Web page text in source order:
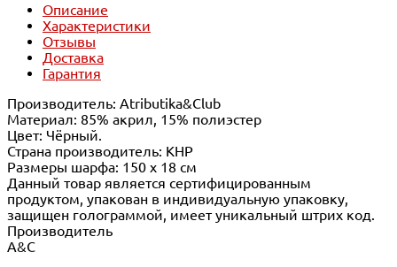
Описание
Характеристики
Отзывы
Доставка
Гарантия
Производитель: Atributika&Club
Материал: 85% акрил, 15% полиэстер
Цвет: Чёрный.
Страна производитель: КНР
Размеры шарфа: 150 х 18 см
Данный товар является сертифицированным
продуктом, упакован в индивидуальную упаковку,
защищен голограммой, имеет уникальный штрих код.
Производитель
A&C